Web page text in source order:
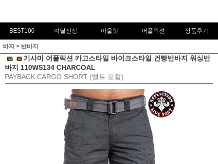
BEST100 이달신상 아울렛 어플릭션 상품후기
바지 > 반바지
기사미 어플릭션 카고스타일 바이크스타일 건빵반바지 워싱반
바지 110WS134 CHARCOAL
PAYBACK CARGO SHORT (벨트 포함)